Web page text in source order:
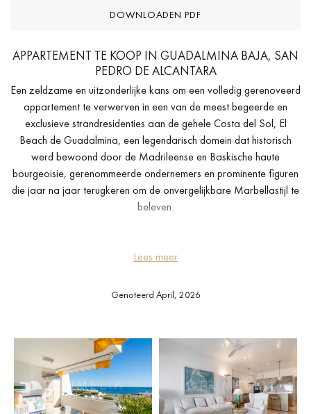
DOWNLOADEN PDF
APPARTEMENT TE KOOP IN GUADALMINA BAJA, SAN
PEDRO DE ALCANTARA
Een zeldzame en uitzonderlijke kans om een volledig gerenoveerd
appartement te verwerven in een van de meest begeerde en
exclusieve strandresidenties aan de gehele Costa del Sol, El
Beach de Guadalmina, een legendarisch domein dat historisch
werd bewoond door de Madrileense en Baskische haute
bourgeoisie, gerenommeerde ondernemers en prominente figuren
die jaar na jaar terugkeren om de onvergelijkbare Marbellastijl te
beleven.
zuidoriëntatie, opent deze volledig herontworpen residentie met
met spectaculair panoramisch uitzicht op de Middellandse Zee en
avonden aan zee, het geluid van de golven en de warme
Andalusische bries deel uitmaken van het dagelijks leven.
Binnen is het appartement getransformeerd met een elegante,
eigentijdse open plattegrond. De designkeuken is volledig
Lees meer
Genoteerd April, 2026